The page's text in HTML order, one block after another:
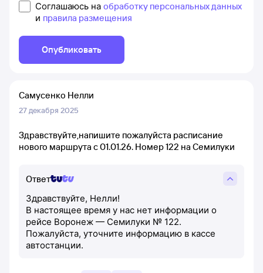
Соглашаюсь на обработку персональных данных
и правила размещения
Опубликовать
Самусенко Нелли
27 декабря 2025
Здравствуйте,напишите пожалуйста расписание
нового маршрута с 01.01.26. Номер 122 на Семилуки
Ответ
Здравствуйте, Нелли!
В настоящее время у нас нет информации о
рейсе Воронеж — Семилуки № 122.
Пожалуйста, уточните информацию в кассе
автостанции.